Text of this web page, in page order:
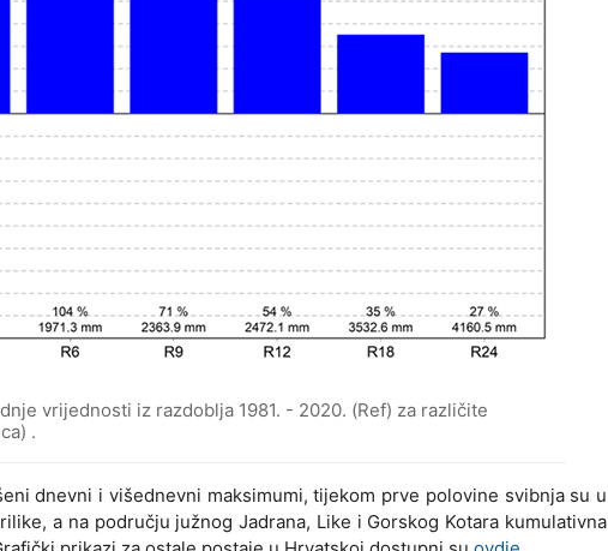
vrijednosti iz razdoblja 1981. - 2020. (Ref) za različite
.
dnevni i višednevni maksimumi, tijekom prve polovine svibnja su u
a na području južnog Jadrana, Like i Gorskog Kotara kumulativna